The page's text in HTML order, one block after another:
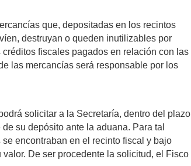
que, depositadas en los recintos
destruyan o queden inutilizables por
fiscales pagados en relación con las
las mercancías será responsable por los
solicitar a la Secretaría, dentro del plazo
su depósito ante la aduana. Para tal
encontraban en el recinto fiscal y bajo
De ser procedente la solicitud, el Fisco